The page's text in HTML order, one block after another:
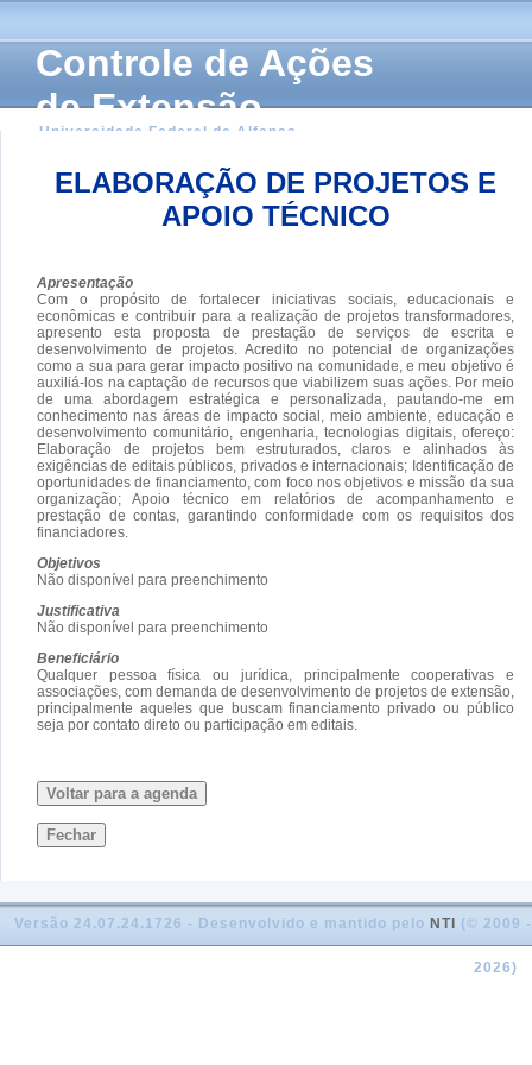
Controle de Ações
de Extensão
Universidade Federal de Alfenas
ELABORAÇÃO DE PROJETOS E
APOIO TÉCNICO
Apresentação
Com o propósito de fortalecer iniciativas sociais, educacionais e
econômicas e contribuir para a realização de projetos transformadores,
apresento esta proposta de prestação de serviços de escrita e
desenvolvimento de projetos. Acredito no potencial de organizações
como a sua para gerar impacto positivo na comunidade, e meu objetivo é
auxiliá-los na captação de recursos que viabilizem suas ações. Por meio
de uma abordagem estratégica e personalizada, pautando-me em
conhecimento nas áreas de impacto social, meio ambiente, educação e
desenvolvimento comunitário, engenharia, tecnologias digitais, ofereço:
Elaboração de projetos bem estruturados, claros e alinhados às
exigências de editais públicos, privados e internacionais; Identificação de
oportunidades de financiamento, com foco nos objetivos e missão da sua
organização; Apoio técnico em relatórios de acompanhamento e
prestação de contas, garantindo conformidade com os requisitos dos
financiadores.
Objetivos
Não disponível para preenchimento
Justificativa
Não disponível para preenchimento
Beneficiário
Qualquer pessoa física ou jurídica, principalmente cooperativas e
associações, com demanda de desenvolvimento de projetos de extensão,
principalmente aqueles que buscam financiamento privado ou público
seja por contato direto ou participação em editais.
Voltar para a agenda
Fechar
Versão 24.07.24.1726 - Desenvolvido e mantido pelo NTI (© 2009 -
2026)